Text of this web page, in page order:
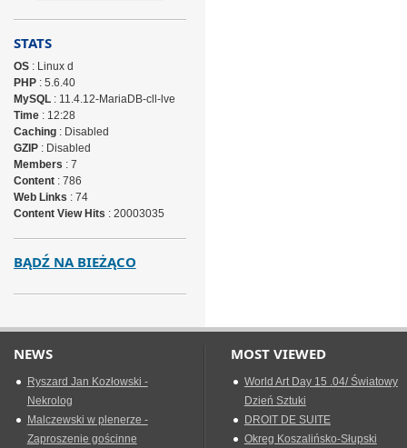
STATS
OS: Linux d
PHP: 5.6.40
MySQL: 11.4.12-MariaDB-cll-lve
Time: 12:28
Caching: Disabled
GZIP: Disabled
Members : 7
Content: 786
Web Links : 74
Content View Hits : 20003035
BĄDŹ NA BIEŻĄCO
NEWS
Ryszard Jan Kozłowski -
Nekrolog
Malczewski w plenerze -
Zaproszenie gościnne
MOST VIEWED
World Art Day 15 .04/ Światowy
Dzień Sztuki
DROIT DE SUITE
Okreg Koszalińsko-Słupski